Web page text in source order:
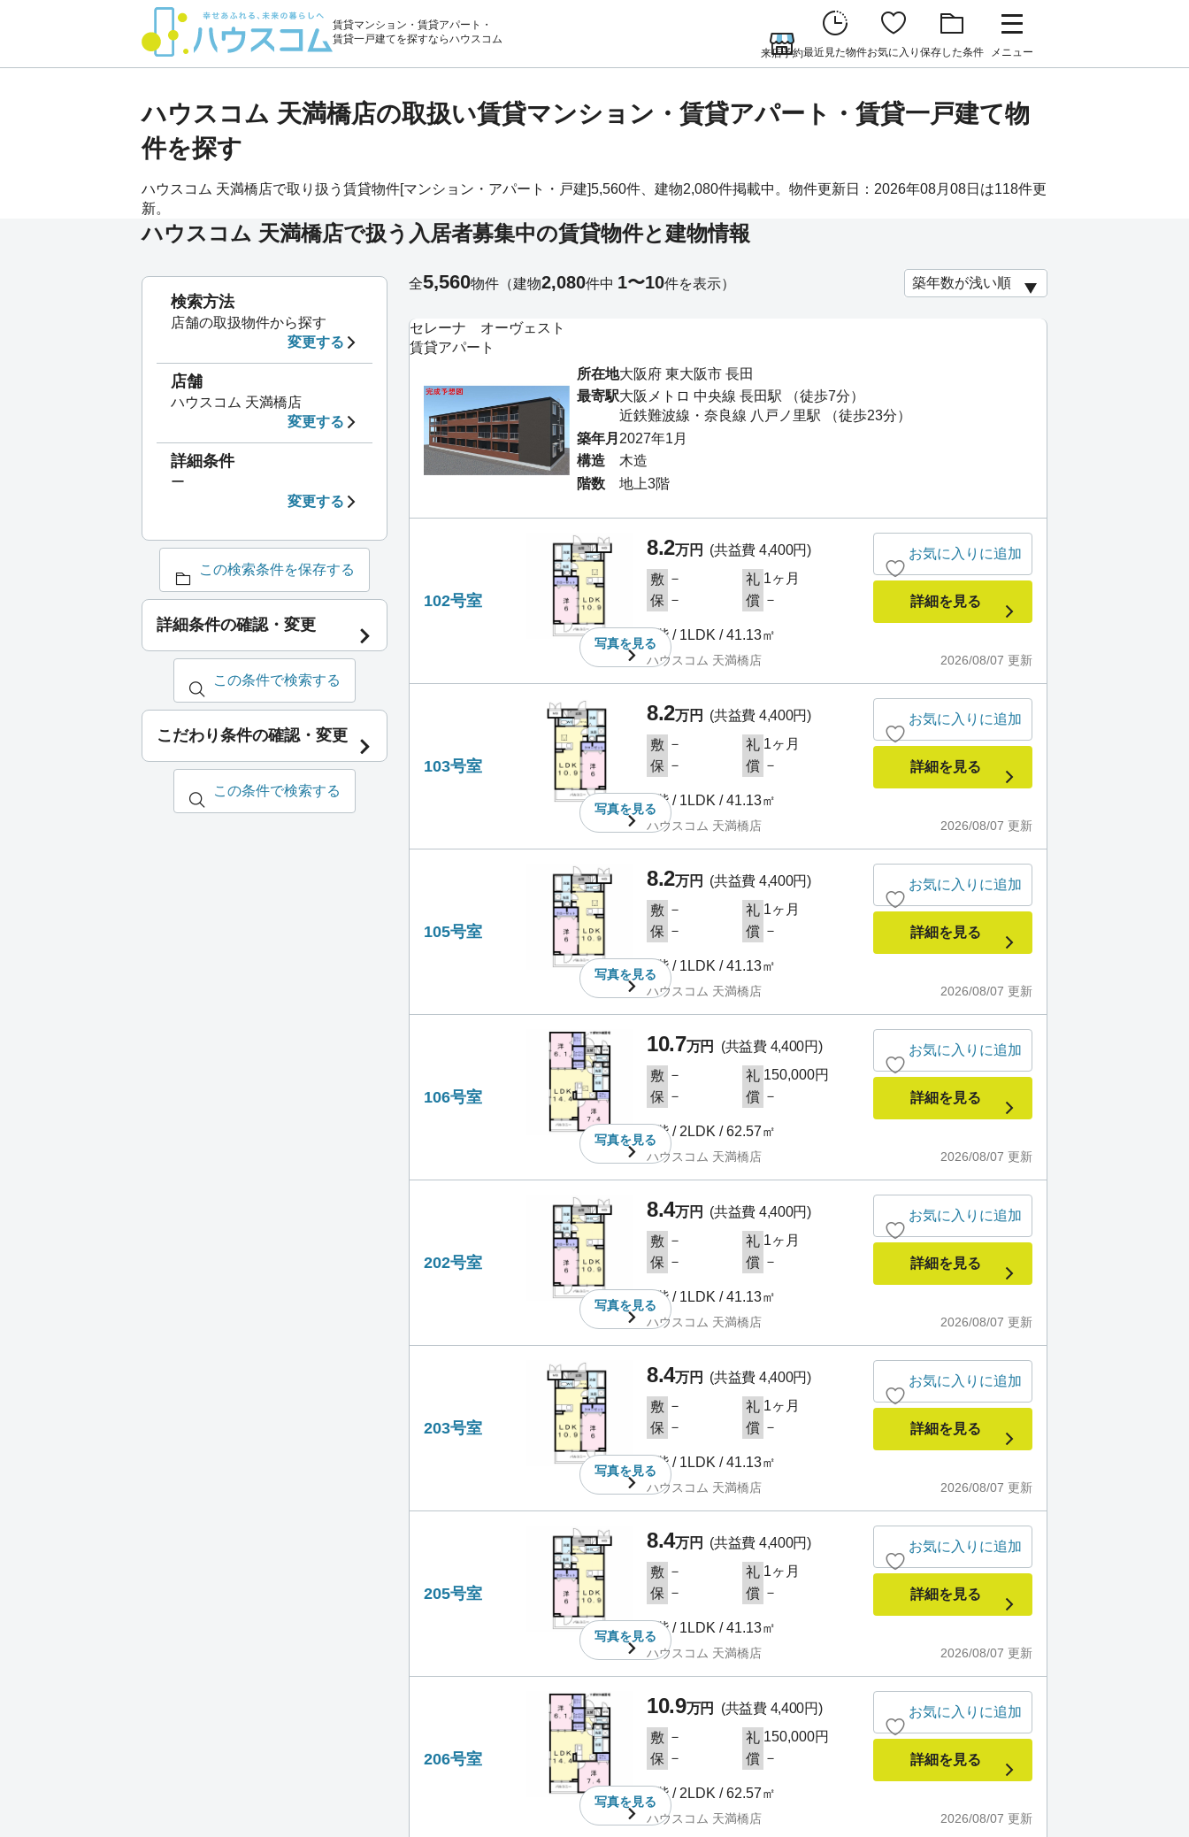
賃貸マンション・賃貸アパート・
賃貸一戸建てを探すならハウスコム
来店予約最近見た物件お気に入り 保存した条件 メニュー
ハウスコム 天満橋店の取扱い賃貸マンション・賃貸アパート・賃貸一戸建て物
件を探す
ハウスコム 天満橋店で取り扱う賃貸物件[マンション・アパート・戸建]5,560件、建物2,080件掲載中。物件更新日：2026年08月08日は118件更
新。
ハウスコム 天満橋店で扱う入居者募集中の賃貸物件と建物情報
セレーナ オーヴェスト
賃貸アパート
所在地大阪府 東大阪市 長田
最寄駅大阪メトロ 中央線 長田駅 （徒歩7分）
近鉄難波線・奈良線 八戸ノ里駅 （徒歩23分）
築年月 2027年1月
構造
木造
階数
地上3階
102号室
写真を見る
8.2万円
(共益費 4,400円)
敷 － 礼 1ヶ月
保 － 償 －
1階 / 1LDK / 41.13㎡
2026/08/07 更新
ハウスコム 天満橋店
お気に入りに追加
詳細を見る
103号室
写真を見る
8.2万円
(共益費 4,400円)
敷 － 礼 1ヶ月
保 － 償 －
1階 / 1LDK / 41.13㎡
2026/08/07 更新
ハウスコム 天満橋店
お気に入りに追加
詳細を見る
105号室
写真を見る
8.2万円
(共益費 4,400円)
敷 － 礼 1ヶ月
保 － 償 －
1階 / 1LDK / 41.13㎡
2026/08/07 更新
ハウスコム 天満橋店
お気に入りに追加
詳細を見る
106号室
写真を見る
10.7万円
(共益費 4,400円)
敷 － 礼 150,000円
保 － 償 －
1階 / 2LDK / 62.57㎡
2026/08/07 更新
ハウスコム 天満橋店
お気に入りに追加
詳細を見る
202号室
写真を見る
8.4万円
(共益費 4,400円)
敷 － 礼 1ヶ月
保 － 償 －
2階 / 1LDK / 41.13㎡
2026/08/07 更新
ハウスコム 天満橋店
お気に入りに追加
詳細を見る
203号室
写真を見る
8.4万円
(共益費 4,400円)
敷 － 礼 1ヶ月
保 － 償 －
2階 / 1LDK / 41.13㎡
2026/08/07 更新
ハウスコム 天満橋店
お気に入りに追加
詳細を見る
205号室
写真を見る
8.4万円
(共益費 4,400円)
敷 － 礼 1ヶ月
保 － 償 －
2階 / 1LDK / 41.13㎡
2026/08/07 更新
ハウスコム 天満橋店
お気に入りに追加
詳細を見る
206号室
写真を見る
10.9万円
(共益費 4,400円)
敷 － 礼 150,000円
保 － 償 －
2階 / 2LDK / 62.57㎡
2026/08/07 更新
ハウスコム 天満橋店
お気に入りに追加
詳細を見る
全5,560物件 （建物2,080件中 1〜10件を表示）
検索方法
店舗の取扱物件から探す
変更する
店舗
ハウスコム 天満橋店
変更する
詳細条件
ー
変更する
この検索条件を保存する
詳細条件の確認・変更
この条件で検索する
こだわり条件の確認・変更
この条件で検索する